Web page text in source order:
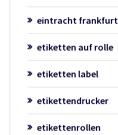
eintracht frankfurt
etiketten auf rolle
etiketten label
etikettendrucker
etikettenrollen